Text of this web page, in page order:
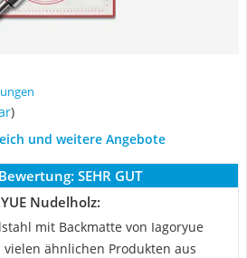
)
und weitere Angebote
SEHR GUT
Nudelholz:
mit Backmatte von Iagoryue
ähnlichen Produkten aus